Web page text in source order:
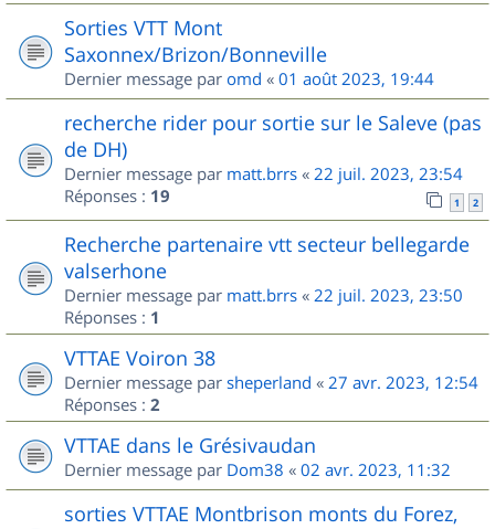
Sorties VTT Mont
Saxonnex/Brizon/Bonneville
Dernier message par omd « 01 août 2023, 19:44
recherche rider pour sortie sur le Saleve (pas
de DH)
Dernier message par matt.brrs « 22 juil. 2023, 23:54
Réponses : 19 1 2
Recherche partenaire vtt secteur bellegarde
valserhone
Dernier message par matt.brrs « 22 juil. 2023, 23:50
Réponses : 1
VTTAE Voiron 38
Dernier message par sheperland « 27 avr. 2023, 12:54
Réponses : 2
VTTAE dans le Grésivaudan
Dernier message par Dom38 « 02 avr. 2023, 11:32
sorties VTTAE Montbrison monts du Forez,